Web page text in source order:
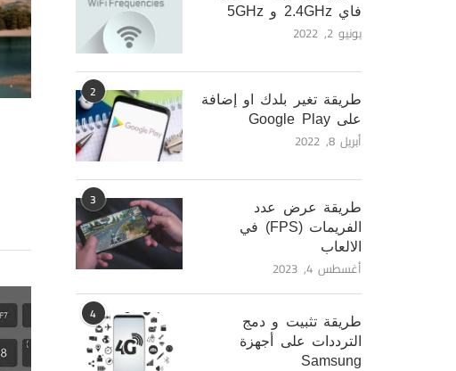
فاي 2.4GHz و 5GHz
يونيو 2, 2022
2
طريقة تغير بلدك او إضافة
على Google Play
أبريل 8, 2022
3
طريقة عرض عدد
الفريمات (FPS) في
الالعاب
أغسطس 4, 2023
4
طريقة تثبيت و دمج
الترددات على أجهزة
Samsung